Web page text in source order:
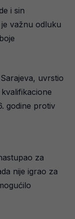
i sin
važnu odluku
uvrstio
godine protiv
za
nije igrao za